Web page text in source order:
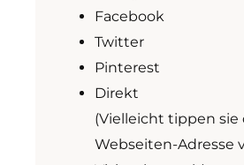
Facebook
Twitter
Pinterest
Direkt
(Vielleicht tippen sie
Webseiten-Adresse